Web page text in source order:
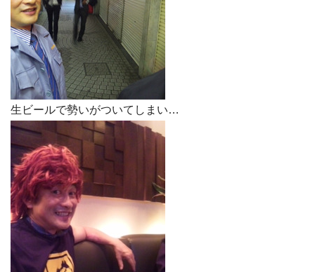
生ビールで勢いがついてしまい…